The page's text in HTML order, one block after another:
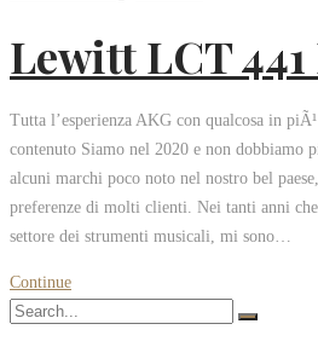
Lewitt LCT 441
Tutta l’esperienza AKG con qualcosa in
contenuto Siamo nel 2020 e non dobbiamo
alcuni marchi poco noto nel nostro bel
preferenze di molti clienti. Nei tanti anni
settore dei strumenti musicali, mi sono…
Continue